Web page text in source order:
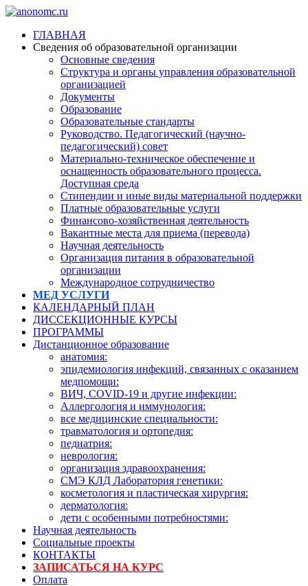
ГЛАВНАЯ
Сведения об образовательной организации
Основные сведения
Структура и органы управления образовательной
организацией
Документы
Образование
Образовательные стандарты
Руководство. Педагогический (научно-
педагогический) совет
Материально-техническое обеспечение и
оснащенность образовательного процесса.
Доступная среда
Стипендии и иные виды материальной поддержки
Платные образовательные услуги
Финансово-хозяйственная деятельность
Вакантные места для приема (перевода)
Научная деятельность
Организация питания в образовательной
организации
Международное сотрудничество
МЕД УСЛУГИ
КАЛЕНДАРНЫЙ ПЛАН
ДИССЕКЦИОННЫЕ КУРСЫ
ПРОГРАММЫ
Дистанционное образование
анатомия:
эпидемиология инфекций, связанных с оказанием
медпомощи:
ВИЧ, COVID-19 и другие инфекции:
Аллергология и иммунология:
все медицинские специальности:
травматология и ортопедия:
педиатрия:
неврология:
организация здравоохранения:
СМЭ КЛД Лаборатория генетики:
косметология и пластическая хирургия:
дерматология:
дети с особенными потребностями:
Научная деятельность
Социальные проекты
КОНТАКТЫ
ЗАПИСАТЬСЯ НА КУРС
Оплата